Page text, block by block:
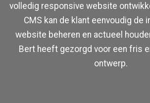
volledig responsive website
CMS kan de klant eenvoudig de
website beheren en actueel
Bert heeft gezorgd voor een fris
ontwerp.